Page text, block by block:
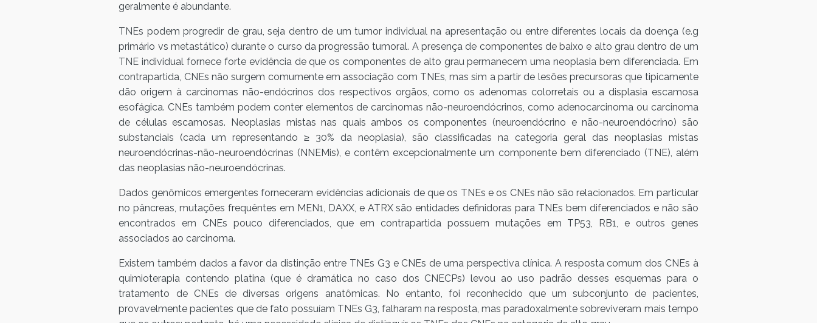
geralmente é abundante.
TNEs podem progredir de grau, seja dentro de um tumor individual na apresentação ou entre diferentes locais da doença (e.g
primário vs metastático) durante o curso da progressão tumoral. A presença de componentes de baixo e alto grau dentro de um
TNE individual fornece forte evidência de que os componentes de alto grau permanecem uma neoplasia bem diferenciada. Em
contrapartida, CNEs não surgem comumente em associação com TNEs, mas sim a partir de lesões precursoras que tipicamente
dão origem à carcinomas não-endócrinos dos respectivos orgãos, como os adenomas colorretais ou a displasia escamosa
esofágica. CNEs também podem conter elementos de carcinomas não-neuroendócrinos, como adenocarcinoma ou carcinoma
de células escamosas. Neoplasias mistas nas quais ambos os componentes (neuroendócrino e não-neuroendócrino) são
substanciais (cada um representando ≥ 30% da neoplasia), são classificadas na categoria geral das neoplasias mistas
neuroendócrinas-não-neuroendócrinas (NNEMis), e contêm excepcionalmente um componente bem diferenciado (TNE), além
das neoplasias não-neuroendócrinas.
Dados genômicos emergentes forneceram evidências adicionais de que os TNEs e os CNEs não são relacionados. Em particular
no pâncreas, mutações frequêntes em MEN1, DAXX, e ATRX são entidades definidoras para TNEs bem diferenciados e não são
encontrados em CNEs pouco diferenciados, que em contrapartida possuem mutações em TP53, RB1, e outros genes
associados ao carcinoma.
Existem também dados a favor da distinção entre TNEs G3 e CNEs de uma perspectiva clínica. A resposta comum dos CNEs à
quimioterapia contendo platina (que é dramática no caso dos CNECPs) levou ao uso padrão desses esquemas para o
tratamento de CNEs de diversas origens anatômicas. No entanto, foi reconhecido que um subconjunto de pacientes,
provavelmente pacientes que de fato possuíam TNEs G3, falharam na resposta, mas paradoxalmente sobreviveram mais tempo